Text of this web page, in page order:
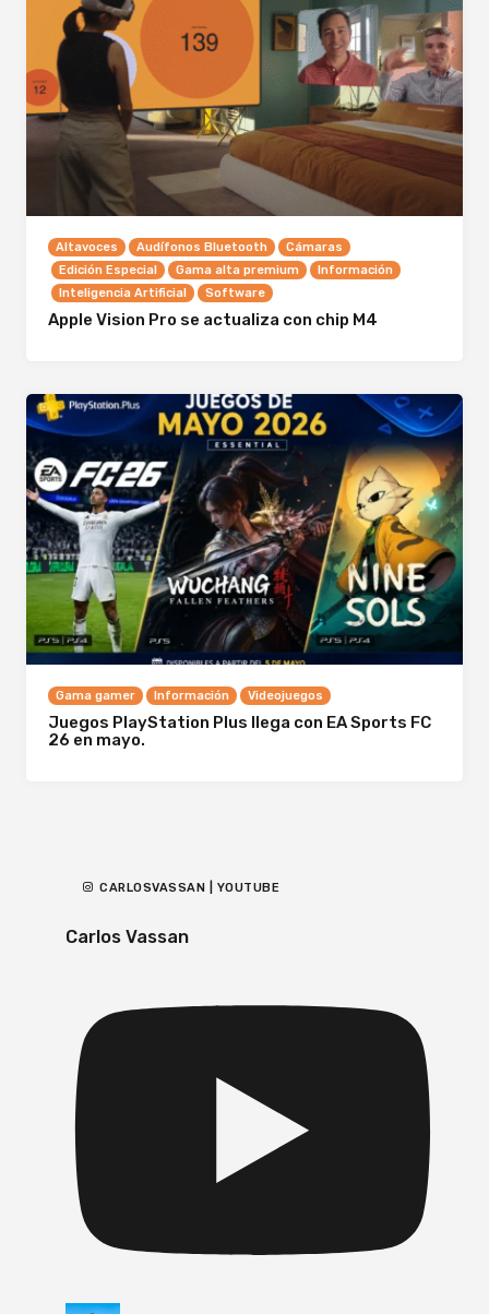
Altavoces Audífonos Bluetooth
Cámaras
Edición Especial
Gama alta premium
Información
Inteligencia Artificial
Software
Apple Vision Pro se actualiza con chip M4
Gama gamer Información Videojuegos
Juegos PlayStation Plus llega con EA Sports FC
26 en mayo.
CARLOSVASSAN | YOUTUBE
Carlos Vassan